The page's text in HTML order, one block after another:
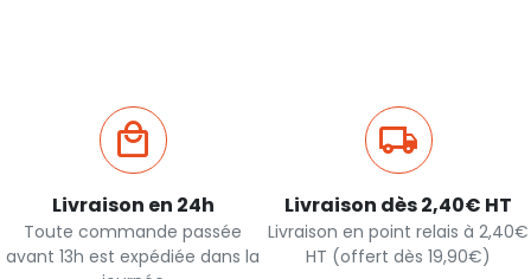
Livraison en 24h
Toute commande passée
avant 13h est expédiée dans la
Livraison dès 2,40€ HT
Livraison en point relais à 2,40€
HT (offert dès 19,90€)